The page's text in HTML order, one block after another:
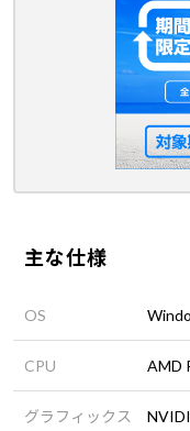
主な仕様
OS
CPU AMD
グラフィックス